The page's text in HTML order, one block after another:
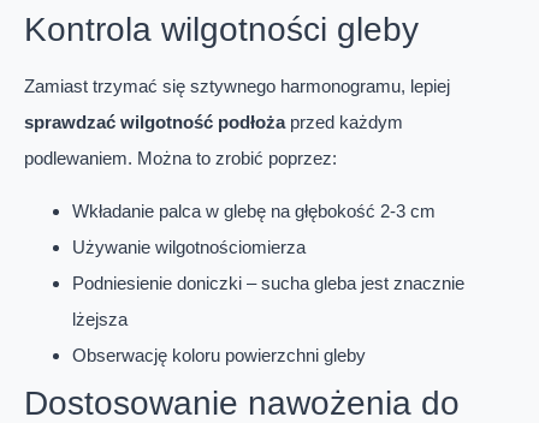
Kontrola wilgotności gleby
Zamiast trzymać się sztywnego harmonogramu, lepiej
sprawdzać wilgotność podłożaprzed każdym
podlewaniem. Można to zrobić poprzez:
Wkładanie palca w glebę na głębokość 2-3 cm
Używanie wilgotnościomierza
Podniesienie doniczki – sucha gleba jest znacznie
lżejsza
Obserwację koloru powierzchni gleby
Dostosowanie nawożenia do